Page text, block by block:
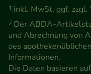
1 inkl. MwSt. ggf. zzgl.
2 Der ABDA-
und Abrechnung von
des
Informationen.
Die Daten basieren